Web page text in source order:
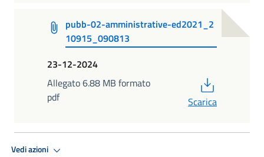
pubb-02-amministrative-ed2021_2
10915_090813
23-12-2024
Allegato 6.88 MB formato
pdf
Scarica
Vedi azioni